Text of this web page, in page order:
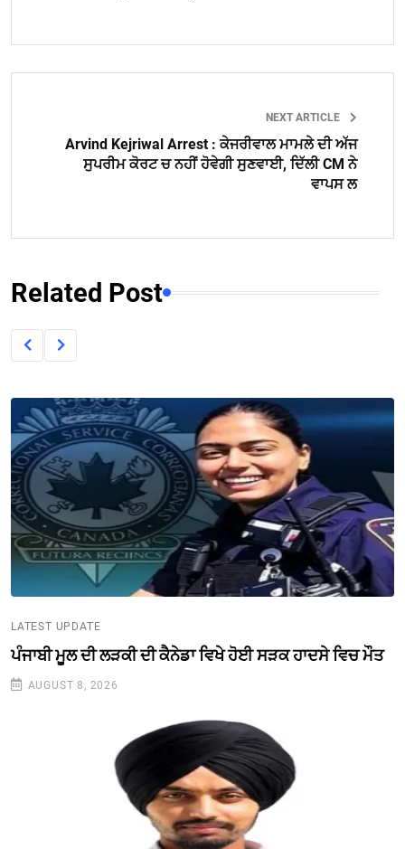
NEXT ARTICLE
Arvind Kejriwal Arrest : ਕੇਜਰੀਵਾਲ ਮਾਮਲੇ ਦੀ ਅੱਜ
ਸੁਪਰੀਮ ਕੋਰਟ ਚ ਨਹੀਂ ਹੋਵੇਗੀ ਸੁਣਵਾਈ, ਦਿੱਲੀ CM ਨੇ
ਵਾਪਸ ਲ
Related Post
LATEST UPDATE
ਪੰਜਾਬੀ ਮੂਲ ਦੀ ਲੜਕੀ ਦੀ ਕੈਨੇਡਾ ਵਿਖੇ ਹੋਈ ਸੜਕ ਹਾਦਸੇ ਵਿਚ ਮੌਤ
AUGUST 8, 2026